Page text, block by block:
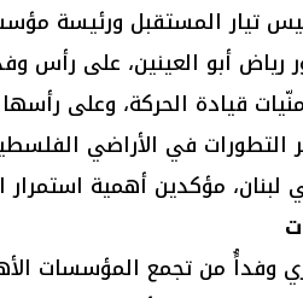
تيار المستقبل ورئيسة
رياض أبو العينين، على
قيادة الحركة، وعلى
التطورات في الأراضي
مؤكدين أهمية استمرار
وفداًُ من تجمع المؤسسات